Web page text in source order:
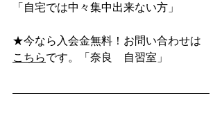
「自宅では中々集中出来ない方」
★今なら入会金無料！お問い合わせは
こちらです。「奈良　自習室」